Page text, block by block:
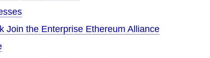
Join the Enterprise Ethereum Alliance